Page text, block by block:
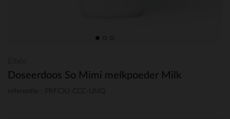
Doseerdoos So Mimi melkpoeder Milk